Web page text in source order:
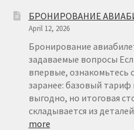
БРОНИРОВАНИЕ
April 12, 2026
Бронирование
задаваемые вопросы
впервые, ознакомьтесь
заранее: базовый
выгодно, но итоговая
складывается из
more: